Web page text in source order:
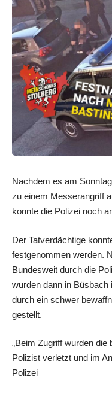
Nachdem es am
zu einem Messerangriff
konnte die Polizei noch
Der Tatverdächtige
festgenommen werden.
Bundesweit durch die
wurden dann in
durch ein schwer
gestellt.
„Beim Zugriff wurden
Polizist verletzt und im
Polizei